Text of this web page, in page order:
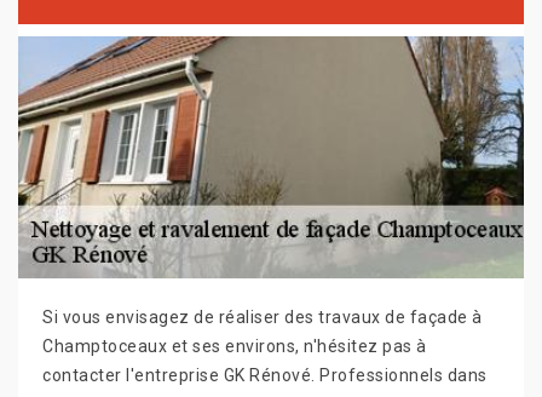
Si vous envisagez de réaliser des travaux de façade à
Champtoceaux et ses environs, n'hésitez pas à
contacter l'entreprise GK Rénové. Professionnels dans